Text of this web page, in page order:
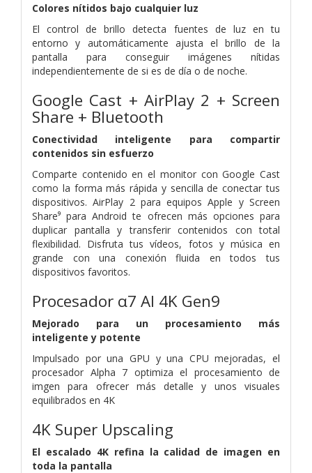
Colores nítidos bajo cualquier luz
El control de brillo detecta fuentes de luz en tu
entorno y automáticamente ajusta el brillo de la
pantalla para conseguir imágenes nítidas
independientemente de si es de día o de noche.
Google Cast + AirPlay 2 + Screen
Share + Bluetooth
Conectividad inteligente para compartir
contenidos sin esfuerzo
Comparte contenido en el monitor con Google Cast
como la forma más rápida y sencilla de conectar tus
dispositivos. AirPlay 2 para equipos Apple y Screen
Share⁹ para Android te ofrecen más opciones para
duplicar pantalla y transferir contenidos con total
flexibilidad. Disfruta tus vídeos, fotos y música en
grande con una conexión fluida en todos tus
dispositivos favoritos.
Procesador α7 AI 4K Gen9
Mejorado para un procesamiento más
inteligente y potente
Impulsado por una GPU y una CPU mejoradas, el
procesador Alpha 7 optimiza el procesamiento de
imgen para ofrecer más detalle y unos visuales
equilibrados en 4K
4K Super Upscaling
El escalado 4K refina la calidad de imagen en
toda la pantalla